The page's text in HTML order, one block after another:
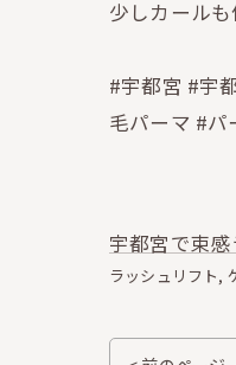
少しカール
#宇都宮 #宇
毛パーマ #
宇都宮で束
ラッシュリフト